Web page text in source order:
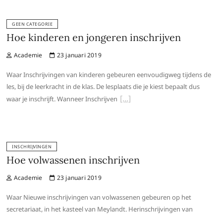
GEEN CATEGORIE
Hoe kinderen en jongeren inschrijven
Academie 23 januari 2019
Waar Inschrijvingen van kinderen gebeuren eenvoudigweg tijdens de
les, bij de leerkracht in de klas. De lesplaats die je kiest bepaalt dus
waar je inschrijft. Wanneer Inschrijven
INSCHRIJVINGEN
Hoe volwassenen inschrijven
Academie 23 januari 2019
Waar Nieuwe inschrijvingen van volwassenen gebeuren op het
secretariaat, in het kasteel van Meylandt. Herinschrijvingen van